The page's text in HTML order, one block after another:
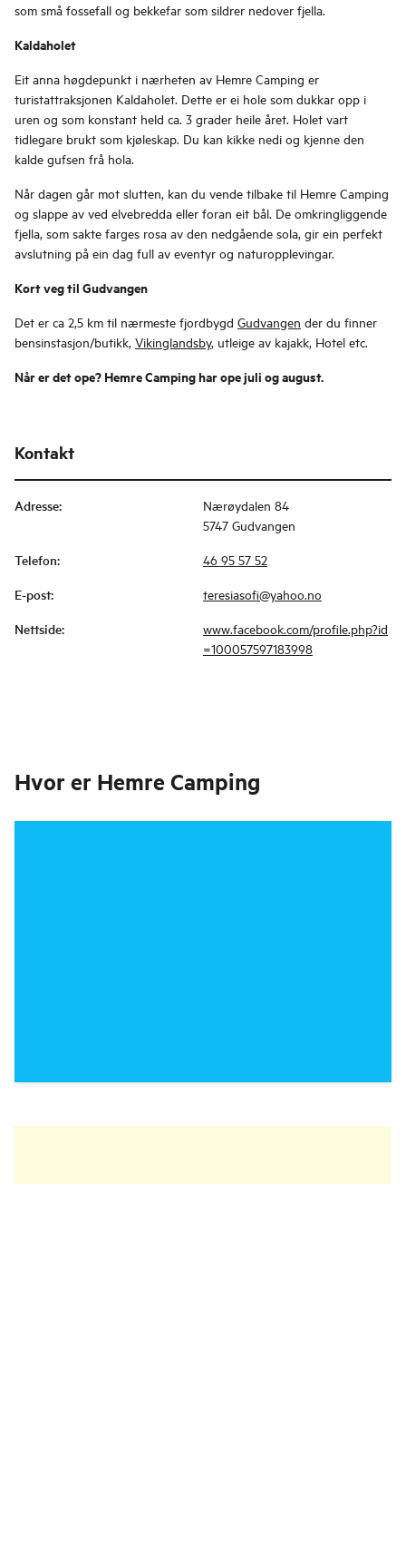
som små fossefall og bekkefar som sildrer nedover fjella.
Kaldaholet
Eit anna høgdepunkt i nærheten av Hemre Camping er
turistattraksjonen Kaldaholet. Dette er ei hole som dukkar opp i
uren og som konstant held ca. 3 grader heile året. Holet vart
tidlegare brukt som kjøleskap. Du kan kikke nedi og kjenne den
kalde gufsen frå hola.
Når dagen går mot slutten, kan du vende tilbake til Hemre Camping
og slappe av ved elvebredda eller foran eit bål. De omkringliggende
fjella, som sakte farges rosa av den nedgående sola, gir ein perfekt
avslutning på ein dag full av eventyr og naturopplevingar.
Kort veg til Gudvangen
Det er ca 2,5 km til nærmeste fjordbygd Gudvangen der du finner
bensinstasjon/butikk, Vikinglandsby, utleige av kajakk, Hotel etc.
Når er det ope? Hemre Camping har ope juli og august.
Kontakt
Adresse:
Nærøydalen 84
5747 Gudvangen
Telefon: 46 95 57 52
E-post: teresiasofi@yahoo.no
Nettside:
www.facebook.com/profile.php?id
=100057597183998
Hvor er Hemre Camping